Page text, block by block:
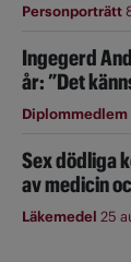
Personporträtt
Ingegerd
år: ”Det
Diplommedlem
Sex dödliga
av medicin
Läkemedel 25